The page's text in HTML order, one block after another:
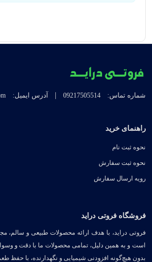
شماره تماس: 09217505514
| آدرس ایمیل:
راهنمای خرید
نحوه ثبت نام
نحوه ثبت سفارش
رویه ارسال سفارش
فروشگاه فروتی دراید
فروتی دراید، با هدف ارائه محصولات طبیعی و سالم،
است و به همین دلیل، تمامی محصولات ما با دقت و
بدون هیچ‌گونه افزودنی شیمیایی و نگهدارنده، با حفظ